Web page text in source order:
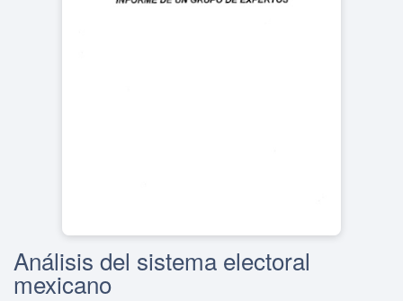
Análisis del sistema electoral
mexicano